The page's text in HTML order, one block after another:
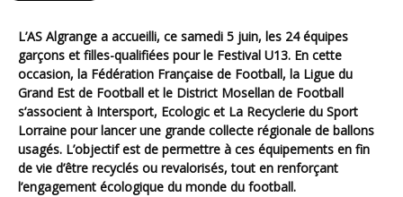
L’AS Algrange a accueilli, ce samedi 5 juin, les 24 équipes
garçons et filles-qualifiées pour le Festival U13. En cette
occasion, la Fédération Française de Football, la Ligue du
Grand Est de Football et le District Mosellan de Football
s’associent à Intersport, Ecologic et La Recyclerie du Sport
Lorraine pour lancer une grande collecte régionale de ballons
usagés. L’objectif est de permettre à ces équipements en fin
de vie d’être recyclés ou revalorisés, tout en renforçant
l’engagement écologique du monde du football.